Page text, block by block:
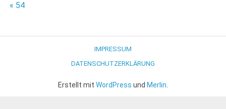
Beitragsnavigation
« 54
IMPRESSUM
DATENSCHUTZERKLÄRUNG
Erstellt mit WordPress und Merlin